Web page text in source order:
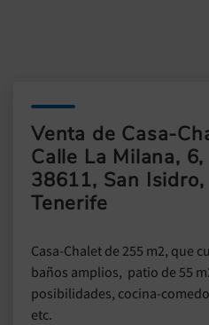
Venta de Casa-
Calle La Milana, 6,
38611, San Isidro,
Tenerife
Casa-Chalet de 255 m2, que
baños amplios, patio de 55
posibilidades, cocina-
etc.